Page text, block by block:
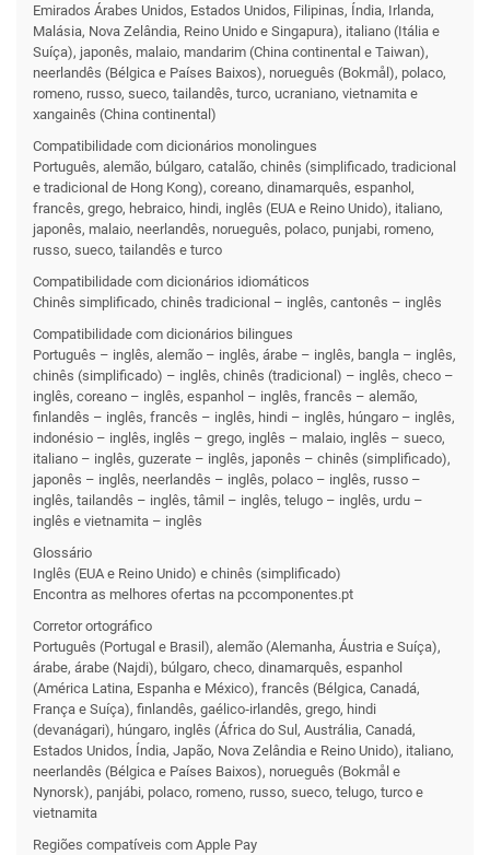
Emirados Árabes Unidos, Estados Unidos, Filipinas, Índia, Irlanda,
Malásia, Nova Zelândia, Reino Unido e Singapura), italiano (Itália e
Suíça), japonês, malaio, mandarim (China continental e Taiwan),
neerlandês (Bélgica e Países Baixos), norueguês (Bokmål), polaco,
romeno, russo, sueco, tailandês, turco, ucraniano, vietnamita e
xangainês (China continental)
Compati­bilidade com dicionários monolingues
Português, alemão, búlgaro, catalão, chinês (simplificado, tradicional
e tradicional de Hong Kong), coreano, dinamarquês, espanhol,
francês, grego, hebraico, hindi, inglês (EUA e Reino Unido), italiano,
japonês, malaio, neerlandês, norueguês, polaco, punjabi, romeno,
russo, sueco, tailandês e turco
Compati­bilidade com dicionários idiomáticos
Chinês simplificado, chinês tradicional – inglês, cantonês – inglês
Compati­bilidade com dicionários bilingues
Português – inglês, alemão – inglês, árabe – inglês, bangla – inglês,
chinês (simplificado) – inglês, chinês (tradicional) – inglês, checo –
inglês, coreano – inglês, espanhol – inglês, francês – alemão,
finlandês – inglês, francês – inglês, hindi – inglês, húngaro – inglês,
indonésio – inglês, inglês – grego, inglês – malaio, inglês – sueco,
italiano – inglês, guzerate – inglês, japonês – chinês (simplificado),
japonês – inglês, neerlandês – inglês, polaco – inglês, russo –
inglês, tailandês – inglês, tâmil – inglês, telugo – inglês, urdu –
inglês e vietnamita – inglês
Glossário
Inglês (EUA e Reino Unido) e chinês (simplificado)
Encontra as melhores ofertas na pccomponentes.pt
Corretor ortográfico
Português (Portugal e Brasil), alemão (Alemanha, Áustria e Suíça),
árabe, árabe (Najdi), búlgaro, checo, dinamarquês, espanhol
(América Latina, Espanha e México), francês (Bélgica, Canadá,
França e Suíça), finlandês, gaélico‑irlandês, grego, hindi
(devanágari), húngaro, inglês (África do Sul, Austrália, Canadá,
Estados Unidos, Índia, Japão, Nova Zelândia e Reino Unido), italiano,
neerlandês (Bélgica e Países Baixos), norueguês (Bokmål e
Nynorsk), panjábi, polaco, romeno, russo, sueco, telugo, turco e
vietnamita
Regiões compatíveis com Apple Pay